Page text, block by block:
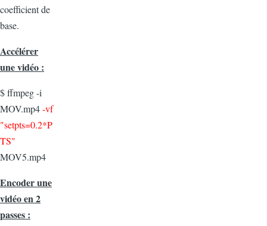
coefficient de
base.
Accélérer
une vidéo :
$ ffmpeg -i
MOV.mp4-vf
"setpts=0.2*P
TS"
MOV5.mp4
Encoder une
vidéo en 2
passes :